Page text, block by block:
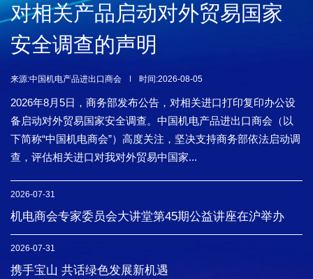
对相关产品启动对外贸易国家
安全调查的声明
来源:中国机电产品进出口商会 时间:2026-08-05
2026年8月5日，商务部发布公告，对相关进口打印复印办公设
备启动对外贸易国家安全调查。中国机电产品进出口商会（以
下简称“中国机电商会”）高度关注，坚决支持商务部依法启动调
查，评估相关进口对我对外贸易中国家...
2026-07-31
机电商会专家委员会大讲堂第45期公益讲座在沪举办
2026-07-31
携手宝山 共话绿色发展新机遇